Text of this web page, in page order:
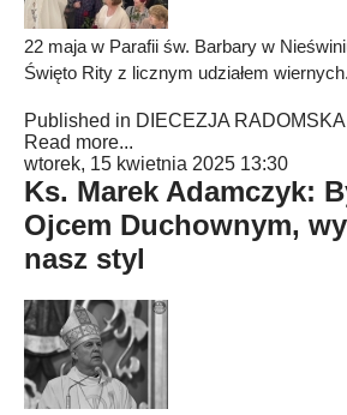
22 maja w Parafii św. Barbary w
Święto Rity z licznym udziałem
Published in DIECEZJA RADOMSKA
Read more...
wtorek, 15 kwietnia 2025 13:30
Ks. Marek Adamczyk:
Ojcem Duchownym,
nasz styl